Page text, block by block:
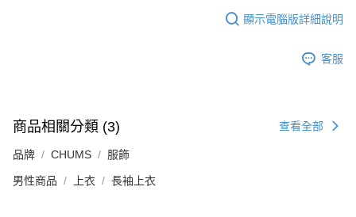
顯示電腦版詳細說明
客服
商品相關分類 (3) 查看全部
品牌 CHUMS 服飾
男性商品 上衣 長袖上衣